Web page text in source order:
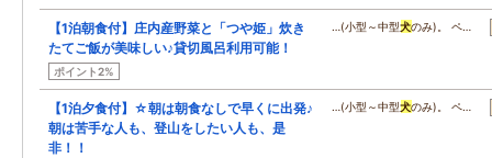
【1泊朝食付】庄内産野菜と「つや姫」炊き
たてご飯が美味しい♪貸切風呂利用可能！
ポイント2%
…(小型～中型犬のみ)。 ペ…
【1泊夕食付】☆朝は朝食なしで早くに出発♪
朝は苦手な人も、登山をしたい人も、是
非！！
…(小型～中型犬のみ)。 ペ…